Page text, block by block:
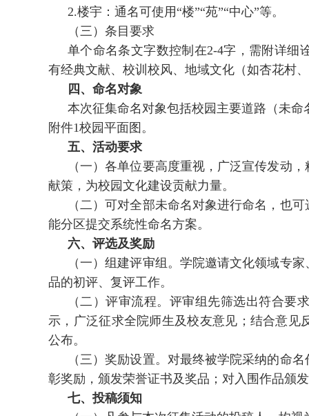
2.楼宇：通名可使用“楼”“苑”“中心”等。
（三）条目要求
单个命名条文字数控制在2-4字，需附详细
有经典文献、校训校风、地域文化（如杏花村
四、命名对象
本次征集命名对象包括校园主要道路（未
附件1校园平面图。
五、活动要求
（一）各单位要高度重视，广泛宣传发动
献策，为校园文化建设贡献力量。
（二）可对全部未命名对象进行命名，也
能分区提交系统性命名方案。
六、评选及奖励
（一）组建评审组。学院邀请文化领域专
品的初评、复评工作。
（二）评审流程。评审组先筛选出符合
示，广泛征求全院师生及校友意见；结合意
公布。
（三）奖励设置。对最终被学院采纳的命
彰奖励，颁发荣誉证书及奖品；对入围作品颁
七、投稿须知